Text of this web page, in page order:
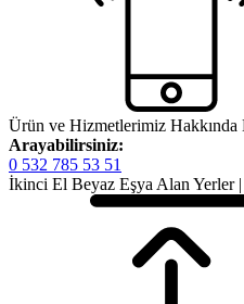
Ürün ve Hizmetlerimiz
Arayabilirsiniz:
0 532 785 53 51
İkinci El Beyaz Eşya Alan Yerler